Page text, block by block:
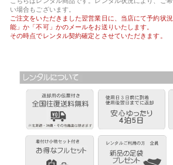
い場合もございます。
ご注文をいただきました翌営業日に、当店にて予約状
能」か「不可」かのメールをお送りいたします。
その時点でレンタル契約確定とさせていただきます。